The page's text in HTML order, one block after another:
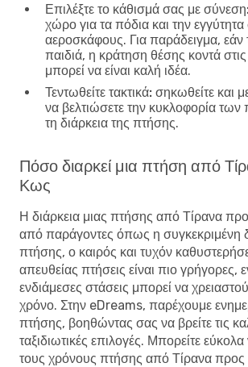
Επιλέξτε το κάθισμά σας με
χώρο για τα πόδια και την εγγύτητα
αεροσκάφους. Για παράδειγμα, εάν
παιδιά, η κράτηση θέσης κοντά στις
μπορεί να είναι καλή ιδέα.
Τεντωθείτε τακτικά: σηκωθείτε και
να βελτιώσετε την κυκλοφορία
τη διάρκεια της πτήσης.
Πόσο διαρκεί μια πτήση από
Κως
Η διάρκεια μιας πτήσης από Τίρανα
από παράγοντες όπως η συγκεκριμένη
πτήσης, ο καιρός και τυχόν
απευθείας πτήσεις είναι πιο γρήγορες,
ενδιάμεσες στάσεις μπορεί να
χρόνο. Στην eDreams, παρέχουμε
πτήσης, βοηθώντας σας να βρείτε τις
ταξιδιωτικές επιλογές. Μπορείτε
τους χρόνους πτήσης από Τίρανα